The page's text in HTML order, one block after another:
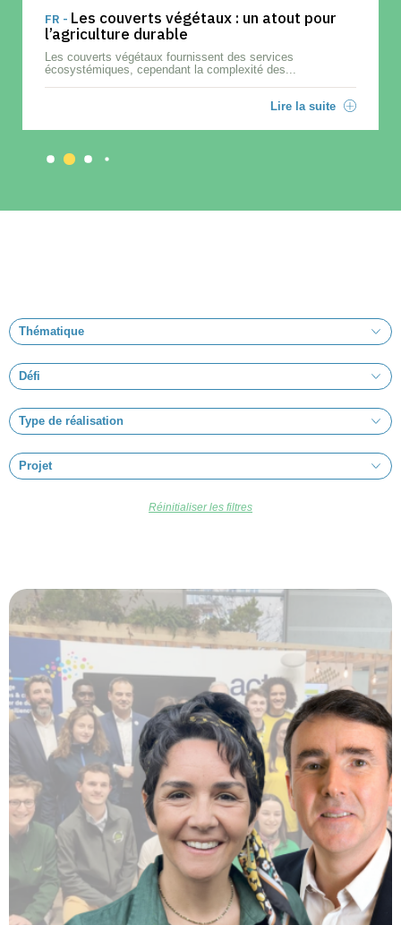
FR - Les couverts végétaux : un atout pour
l’agriculture durable
Les couverts végétaux fournissent des services
écosystémiques, cependant la complexité des...
Lire la suite
Thématique
Défi
Type de réalisation
Projet
Réinitialiser les filtres